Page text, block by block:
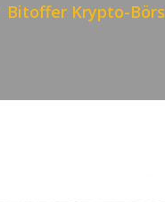
Bitoffer Krypto-